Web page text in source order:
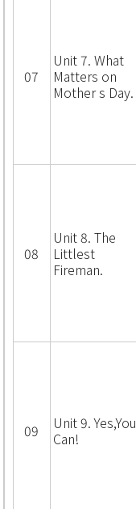
07
Unit 7. What
Matters on
Mother s Day.
08
Unit 8. The
Littlest
Fireman.
09
Unit 9. Yes,You
Can!